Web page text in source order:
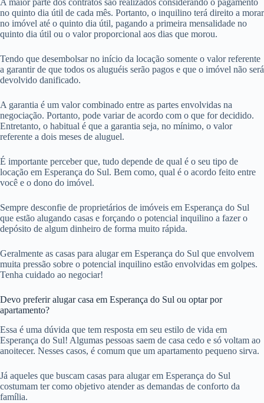
no quinto dia útil de cada mês. Portanto, o inquilino terá direito a morar
no imóvel até o quinto dia útil, pagando a primeira mensalidade no
quinto dia útil ou o valor proporcional aos dias que morou.
Tendo que desembolsar no início da locação somente o valor referente
a garantir de que todos os aluguéis serão pagos e que o imóvel não será
devolvido danificado.
A garantia é um valor combinado entre as partes envolvidas na
negociação. Portanto, pode variar de acordo com o que for decidido.
Entretanto, o habitual é que a garantia seja, no mínimo, o valor
referente a dois meses de aluguel.
É importante perceber que, tudo depende de qual é o seu tipo de
locação em Esperança do Sul. Bem como, qual é o acordo feito entre
você e o dono do imóvel.
Sempre desconfie de proprietários de imóveis em Esperança do Sul
que estão alugando casas e forçando o potencial inquilino a fazer o
depósito de algum dinheiro de forma muito rápida.
Geralmente as casas para alugar em Esperança do Sul que envolvem
muita pressão sobre o potencial inquilino estão envolvidas em golpes.
Tenha cuidado ao negociar!
Devo preferir alugar casa em Esperança do Sul ou optar por
apartamento?
Essa é uma dúvida que tem resposta em seu estilo de vida em
Esperança do Sul! Algumas pessoas saem de casa cedo e só voltam ao
anoitecer. Nesses casos, é comum que um apartamento pequeno sirva.
Já aqueles que buscam casas para alugar em Esperança do Sul
costumam ter como objetivo atender as demandas de conforto da
família.